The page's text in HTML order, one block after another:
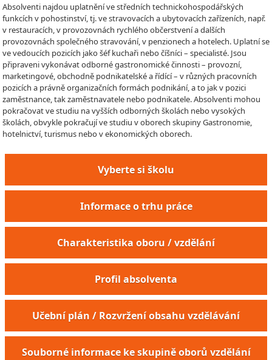
Absolventi najdou uplatnění ve středních technickohospodářských
funkcích v pohostinství, tj. ve stravovacích a ubytovacích zařízeních, např.
v restauracích, v provozovnách rychlého občerstvení a dalších
provozovnách společného stravování, v penzionech a hotelech. Uplatní se
ve vedoucích pozicích jako šéf kuchaři nebo číšníci – specialisté. Jsou
připraveni vykonávat odborné gastronomické činnosti – provozní,
marketingové, obchodně podnikatelské a řídící – v různých pracovních
pozicích a právně organizačních formách podnikání, a to jak v pozici
zaměstnance, tak zaměstnavatele nebo podnikatele. Absolventi mohou
pokračovat ve studiu na vyšších odborných školách nebo vysokých
školách, obvykle pokračují ve studiu v oborech skupiny Gastronomie,
hotelnictví, turismus nebo v ekonomických oborech.
Vyberte si školu
Informace o trhu práce
Charakteristika oboru / vzdělání
Profil absolventa
Učební plán / Rozvržení obsahu vzdělávání
Souborné informace ke skupině oborů vzdělání